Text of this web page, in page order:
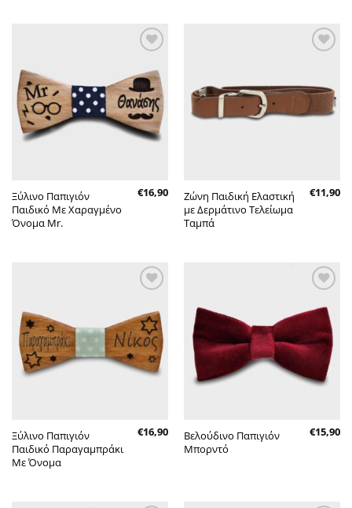
στην λίστα
επιθυμητών
Ξύλινο Παπιγιόν
Παιδικό Με Χαραγμένο
Όνομα Mr.
€16,90
επιθυμητών
Ζώνη Παιδική Ελαστική
με Δερμάτινο Τελείωμα
Ταμπά
€11,90
στην λίστα
επιθυμητών
Ξύλινο Παπιγιόν
Παιδικό Παραγαμπράκι
Με Όνομα
€16,90
στην λίστα
επιθυμητών
Βελούδινο Παπιγιόν
Μπορντό
€15,90